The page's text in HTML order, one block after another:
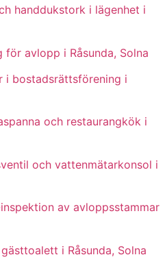
handdukstork i lägenhet i
avlopp i Råsunda, Solna
i bostadsrättsförening i
och restaurangkök i
och vattenmätarkonsol i
av avloppsstammar
i Råsunda, Solna